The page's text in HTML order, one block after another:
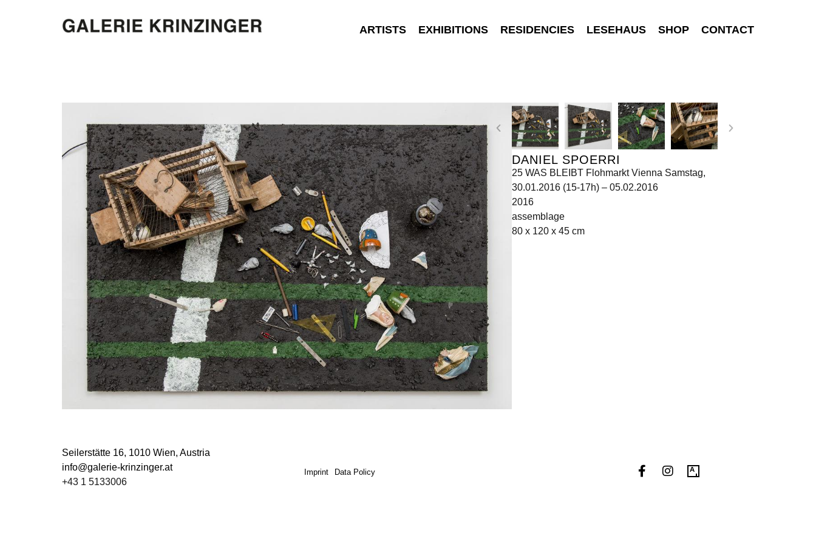
ARTISTS EXHIBITIONS RESIDENCIES LESEHAUS SHOP CONTACT
DANIEL SPOERRI
25 WAS BLEIBT Flohmarkt Vienna Samstag,
30.01.2016 (15-17h) – 05.02.2016
2016
assemblage
80 x 120 x 45 cm
Seilerstätte 16, 1010 Wien, Austria
info@galerie-krinzinger.at
+43 1 5133006
Imprint Data Policy